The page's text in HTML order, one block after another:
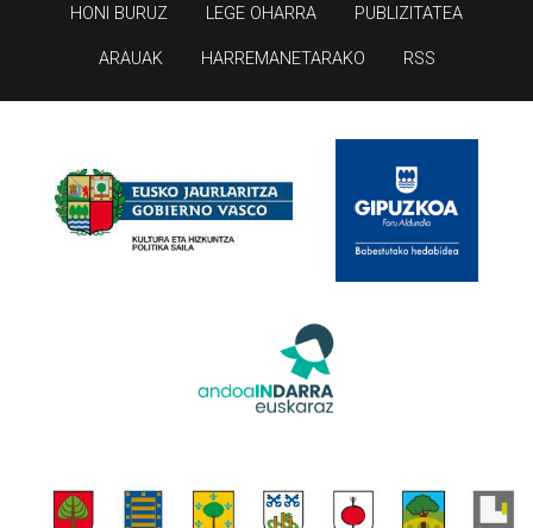
HONI BURUZ LEGE OHARRA PUBLIZITATEA
ARAUAK HARREMANETARAKO RSS